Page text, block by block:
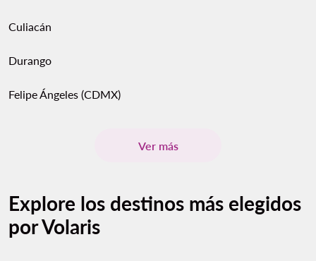
Culiacán
Durango
Felipe Ángeles (CDMX)
Ver más
Explore los destinos más elegidos
por Volaris